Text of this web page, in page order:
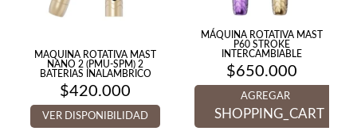
MAQUINA ROTATIVA MAST
NANO 2 (PMU-SPM) 2
BATERIAS INALAMBRICO
$420.000
VER DISPONIBILIDAD
MÁQUINA ROTATIVA MAST
P60 STROKE
INTERCAMBIABLE
$650.000
AGREGAR
SHOPPING_CART